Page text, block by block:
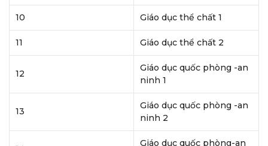
10 Giáo dục thể chất 1
11 Giáo dục thể chất 2
12
Giáo dục quốc phòng -an
ninh 1
13
Giáo dục quốc phòng -an
ninh 2
Giáo dục quốc phòng-an